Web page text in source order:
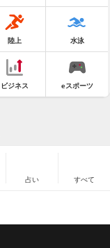
陸上 水泳
ビジネス eスポーツ
占い すべて